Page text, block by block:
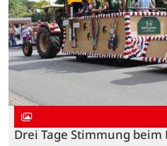
Drei Tage Stimmung beim